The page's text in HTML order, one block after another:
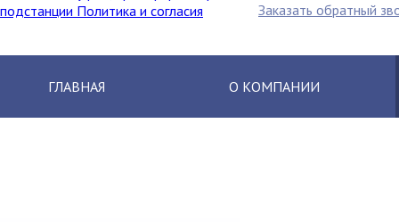
Заказать обратный
ГЛАВНАЯ О КОМПАНИИ